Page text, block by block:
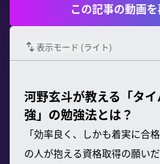
この記事の動画
表示モード (ライト)
河野玄斗が教える「タ
強」の勉強法とは？
「効率良く、しかも着実に合
の人が抱える資格取得の願いだ